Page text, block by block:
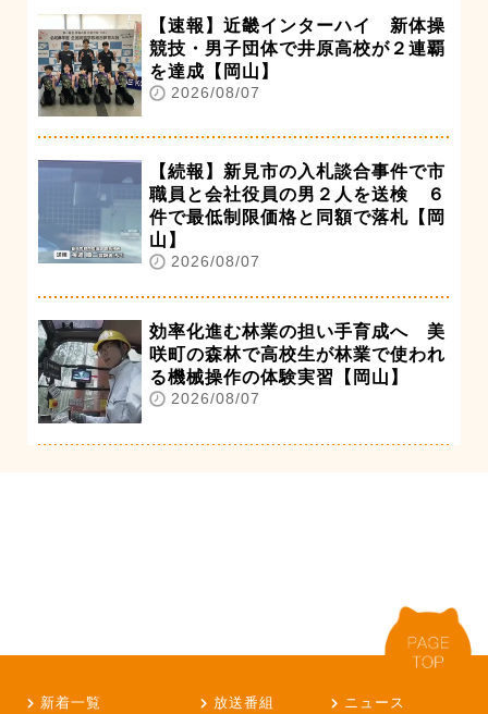
【速報】近畿インターハイ 新体操
競技・男子団体で井原高校が２連覇
を達成【岡山】
2026/08/07
【続報】新見市の入札談合事件で市
職員と会社役員の男２人を送検 ６
件で最低制限価格と同額で落札【岡
山】
2026/08/07
効率化進む林業の担い手育成へ 美
咲町の森林で高校生が林業で使われ
る機械操作の体験実習【岡山】
2026/08/07
新着一覧 放送番組
ニュース